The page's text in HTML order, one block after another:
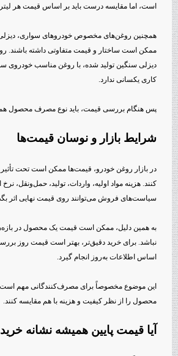
است، اما مقایسه درست باید بر اساس قیمت هر
همچنین روغن‌های مخصوص خودروهای سواری،
ممکن است ساختار و قیمت متفاوتی داشته باشند.
دیزلی سنگین تولید شده، با روغن مناسب
کاری یکسانی ندارد.
پس هنگام بررسی قیمت، باید نوع مصرف محصول
شرایط بازار و نوسان قیمت‌ها
در بازار روغن خودرو، قیمت‌ها ممکن است تحت تأثیر
کنند. هزینه مواد اولیه، واردات، تولید، حمل‌ونقل، نرخ
سیاست‌های فروش می‌توانند روی قیمت نهایی اثر
به همین دلیل، ممکن است قیمت یک محصول در
نباشد. برای خرید دقیق‌تر، بهتر است قیمت روز
اساس اطلاعات به‌روز انجام گیرد.
این موضوع مخصوصاً برای مصرف‌کنندگانی مهم است
محصول را از نظر کیفیت و هزینه با هم مقایسه کنند.
آیا قیمت پایین همیشه نشانه